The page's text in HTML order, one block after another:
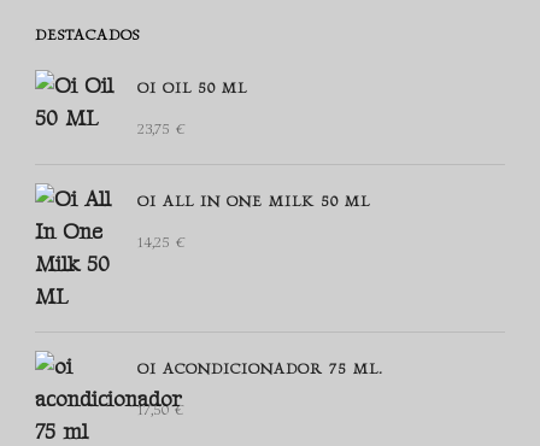
DESTACADOS
OI OIL 50 ML
23,75 €
OI ALL IN ONE MILK 50 ML
14,25 €
OI ACONDICIONADOR 75 ML.
17,50€